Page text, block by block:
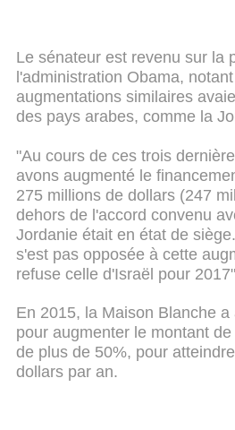
Le sénateur est revenu sur la
l'administration Obama,
augmentations similaires
des pays arabes, comme la
"Au cours de ces trois
avons augmenté le
275 millions de dollars (247
dehors de l'accord convenu
Jordanie était en état de
s'est pas opposée à cette
refuse celle d'Israël pour
En 2015, la Maison Blanche
pour augmenter le montant
de plus de 50%, pour
dollars par an.